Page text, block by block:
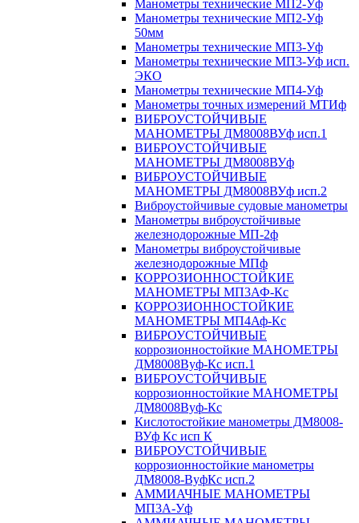
Манометры технические МП2-Уф
Манометры технические МП2-Уф
50мм
Манометры технические МП3-Уф
Манометры технические МП3-Уф исп.
ЭКО
Манометры технические МП4-Уф
Манометры точных измерений МТИф
ВИБРОУСТОЙЧИВЫЕ
МАНОМЕТРЫ ДМ8008ВУф исп.1
ВИБРОУСТОЙЧИВЫЕ
МАНОМЕТРЫ ДМ8008ВУф
ВИБРОУСТОЙЧИВЫЕ
МАНОМЕТРЫ ДМ8008ВУф исп.2
Виброустойчивые судовые манометры
Манометры виброустойчивые
железнодорожные МП-2ф
Манометры виброустойчивые
железнодорожные МПф
КОРРОЗИОННОСТОЙКИЕ
МАНОМЕТРЫ МП3АФ-Кс
КОРРОЗИОННОСТОЙКИЕ
МАНОМЕТРЫ МП4Аф-Кс
ВИБРОУСТОЙЧИВЫЕ
коррозионностойкие МАНОМЕТРЫ
ДМ8008Вуф-Кс исп.1
ВИБРОУСТОЙЧИВЫЕ
коррозионностойкие МАНОМЕТРЫ
ДМ8008Вуф-Кс
Кислотостойкие манометры ДМ8008-
ВУф Кс исп К
ВИБРОУСТОЙЧИВЫЕ
коррозионностойкие манометры
ДМ8008-ВуфКс исп.2
АММИАЧНЫЕ МАНОМЕТРЫ
МП3А-Уф